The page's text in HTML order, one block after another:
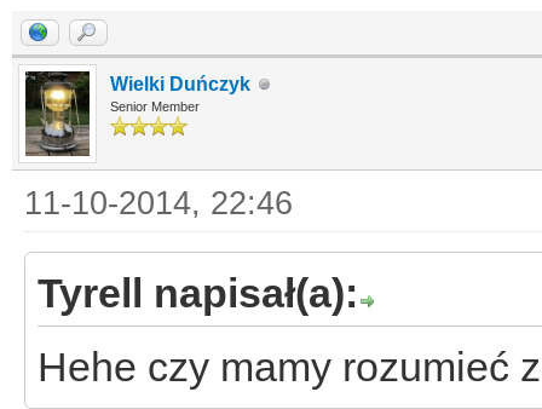
Wielki Duńczyk
Senior Member
11-10-2014, 22:46
Tyrell napisał(a):
Hehe czy mamy rozumieć